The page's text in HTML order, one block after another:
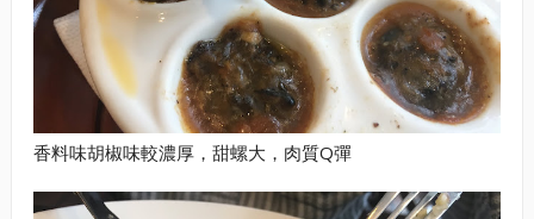
香料味胡椒味較濃厚，甜螺大，肉質Q彈